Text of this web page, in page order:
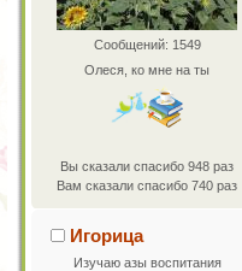
Сообщений: 1549
Олеся, ко мне на ты
Вы сказали спасибо 948 раз
Вам сказали спасибо 740 раз
Игорица
Изучаю азы воспитания